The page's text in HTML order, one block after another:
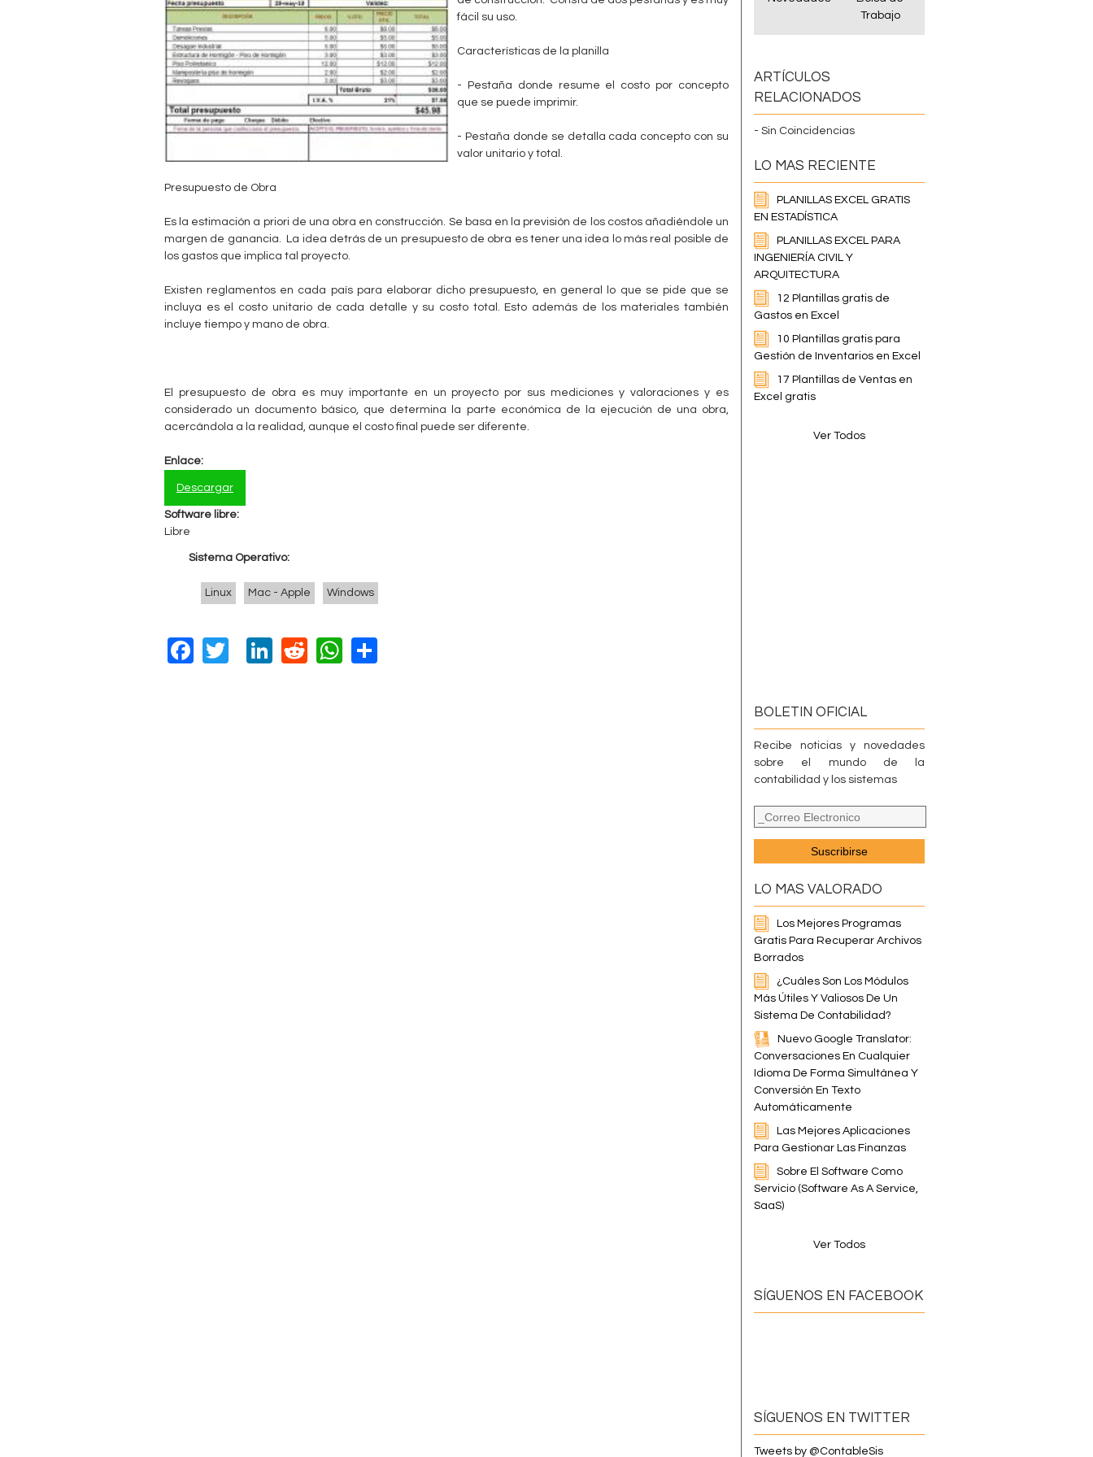
n
t
a
b
l
e
fácil su uso.
Características de la planilla
- Pestaña donde resume el costo por concepto
que se puede imprimir.
- Pestaña donde se detalla cada concepto con su
valor unitario y total.
Presupuesto de Obra
Es la estimación a priori de una obra en construcción. Se basa en la previsión de los costos añadiéndole un
margen de ganancia. La idea detrás de un presupuesto de obra es tener una idea lo más real posible de
los gastos que implica tal proyecto.
Existen reglamentos en cada país para elaborar dicho presupuesto, en general lo que se pide que se
incluya es el costo unitario de cada detalle y su costo total. Esto además de los materiales también
incluye tiempo y mano de obra.
El presupuesto de obra es muy importante en un proyecto por sus mediciones y valoraciones y es
considerado un documento básico, que determina la parte económica de la ejecución de una obra,
acercándola a la realidad, aunque el costo final puede ser diferente.
Enlace:
Descargar
Software libre:
Libre
Sistema Operativo:
Linux Mac - Apple Windows
F
Li
R
W
Trabajo
ARTÍCULOS
RELACIONADOS
- Sin Coincidencias
LO MAS RECIENTE
PLANILLAS EXCEL GRATIS
EN ESTADÍSTICA
PLANILLAS EXCEL PARA
INGENIERÍA CIVIL Y
ARQUITECTURA
12 Plantillas gratis de
Gastos en Excel
10 Plantillas gratis para
Gestión de Inventarios en Excel
17 Plantillas de Ventas en
Excel gratis
Ver Todos
BOLETIN OFICIAL
Recibe noticias y novedades
sobre el mundo de la
contabilidad y los sistemas
LO MAS VALORADO
Los Mejores Programas
Gratis Para Recuperar Archivos
Borrados
¿Cuáles Son Los Módulos
Más Útiles Y Valiosos De Un
Sistema De Contabilidad?
Nuevo Google Translator:
Conversaciones En Cualquier
Idioma De Forma Simultánea Y
Conversión En Texto
Automáticamente
Las Mejores Aplicaciones
Para Gestionar Las Finanzas
Sobre El Software Como
Servicio (Software As A Service,
SaaS)
Ver Todos
SÍGUENOS EN FACEBOOK
SÍGUENOS EN TWITTER
Tweets by @ContableSis